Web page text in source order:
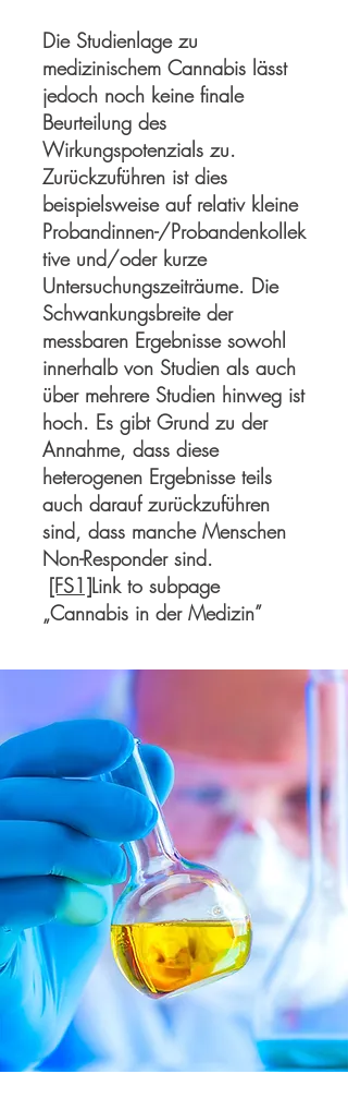
Die Studienlage zu
medizinischem Cannabis lässt
jedoch noch keine finale
Beurteilung des
Wirkungspotenzials zu.
Zurückzuführen ist dies
beispielsweise auf relativ kleine
Probandinnen-/Probandenkollek
tive und/oder kurze
Untersuchungszeiträume. Die
Schwankungsbreite der
messbaren Ergebnisse sowohl
innerhalb von Studien als auch
über mehrere Studien hinweg ist
hoch. Es gibt Grund zu der
Annahme, dass diese
heterogenen Ergebnisse teils
auch darauf zurückzuführen
sind, dass manche Menschen
Non-Responder sind.
[FS1]Link to subpage
„Cannabis in der Medizin”